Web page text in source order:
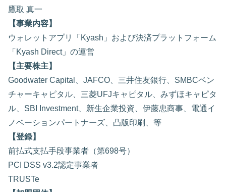
鷹取 真一
【事業内容】
ウォレットアプリ「Kyash」および決済プラットフォーム
「Kyash Direct」の運営
【主要株主】
Goodwater Capital、JAFCO、三井住友銀行、SMBCベン
チャーキャピタル、三菱UFJキャピタル、みずほキャピタ
ル、SBI Investment、新生企業投資、伊藤忠商事、電通イ
ノベーションパートナーズ、凸版印刷、等
【登録】
前払式支払手段事業者（第698号）
PCI DSS v3.2認定事業者
TRUSTe